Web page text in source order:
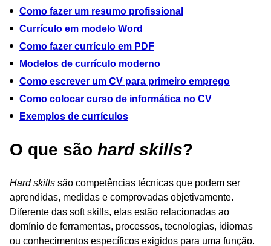
Como fazer um resumo profissional
Currículo em modelo Word
Como fazer currículo em PDF
Modelos de currículo moderno
Como escrever um CV para primeiro emprego
Como colocar curso de informática no CV
Exemplos de currículos
O que são hard skills?
Hard skills são competências técnicas que podem ser
aprendidas, medidas e comprovadas objetivamente.
Diferente das soft skills, elas estão relacionadas ao
domínio de ferramentas, processos, tecnologias, idiomas
ou conhecimentos específicos exigidos para uma função.